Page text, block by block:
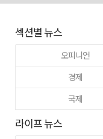
섹션별 뉴스
오피니언
경제
국제
라이프 뉴스